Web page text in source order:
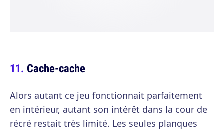
Cache-cache
Alors autant ce jeu fonctionnait parfaitement
en intérieur, autant son intérêt dans la cour de
récré restait très limité. Les seules planques